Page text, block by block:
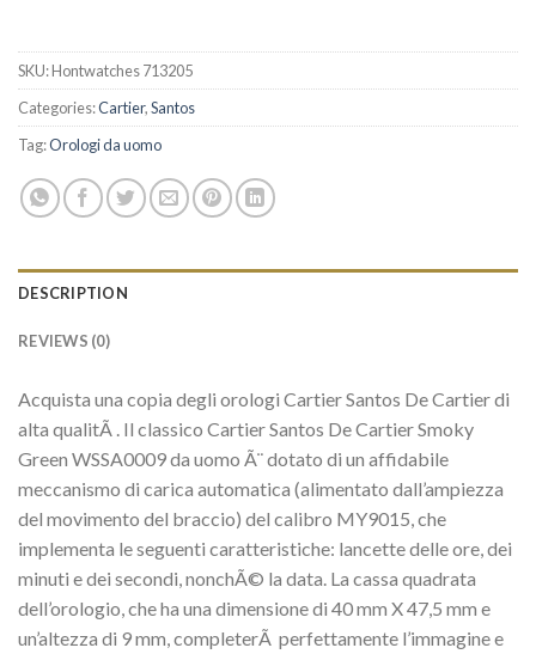
SKU:Hontwatches 713205
Categories:Cartier,Santos
Tag:Orologi da uomo
DESCRIPTION
REVIEWS (0)
Acquista una copia degli orologi Cartier Santos De Cartier di
alta qualitÃ . Il classico Cartier Santos De Cartier Smoky
Green WSSA0009 da uomo Ã¨ dotato di un affidabile
meccanismo di carica automatica (alimentato dall’ampiezza
del movimento del braccio) del calibro MY9015, che
implementa le seguenti caratteristiche: lancette delle ore, dei
minuti e dei secondi, nonchÃ© la data. La cassa quadrata
dell’orologio, che ha una dimensione di 40 mm X 47,5 mm e
un’altezza di 9 mm, completerÃ perfettamente l’immagine e